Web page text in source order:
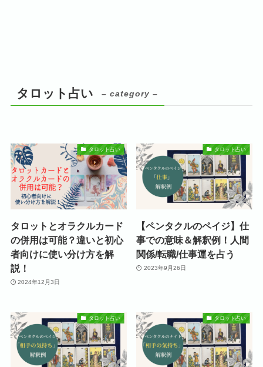
タロット占い – category –
タロット占い
タロットとオラクルカード
の併用は可能？違いと初心
者向けに使い分け方を解
説！
2024年12月3日
タロット占い
【ペンタクルのペイジ】仕
事での意味＆解釈例！人間
関係/転職/仕事運を占う
2023年9月26日
タロット占い タロット占い